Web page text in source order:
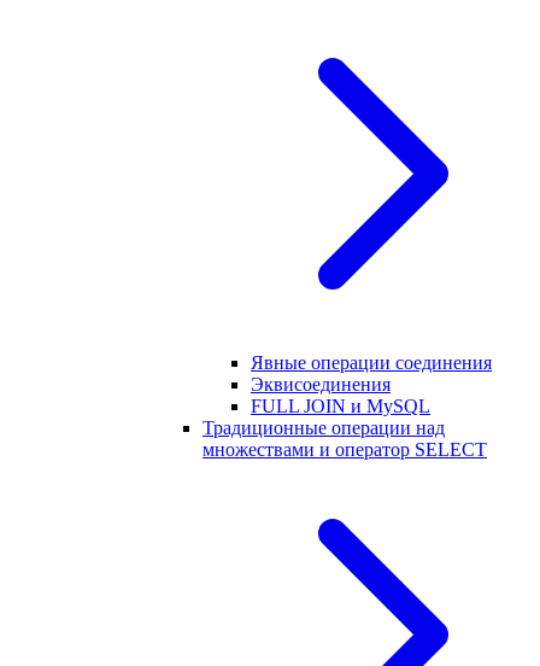
Явные операции соединения
Эквисоединения
FULL JOIN и MySQL
Традиционные операции над
множествами и оператор SELECT